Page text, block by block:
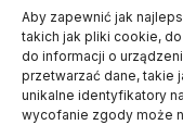
Aby zapewnić jak
takich jak pliki cookie,
do informacji o
przetwarzać dane, takie
unikalne identyfikatory
wycofanie zgody może
Rytel 89-642
gmina Czersk ·
+48 606 585 941